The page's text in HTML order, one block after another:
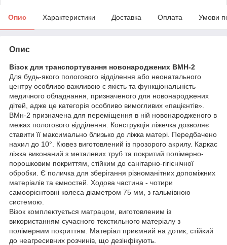
Опис Характеристики Доставка Оплата Умови
Опис
Візок для транспортування новонароджених ВМН-2
Для будь-якого пологового відділення або неонатального
центру особливо важливою є якість та функціональність
медичного обладнання, призначеного для новонароджених
дітей, адже це категорія особливо вимогливих «пацієнтів».
ВМн-2 призначена для переміщення в ній новонародженого в
межах пологового відділення. Конструкція ліжечка дозволяє
ставити її максимально близько до ліжка матері. Передбачено
нахил до 10°. Кювез виготовлений із прозорого акрилу. Каркас
ліжка виконаний з металевих труб та покритий полімерно-
порошковим покриттям, стійким до санітарно-гігієнічної
обробки. Є поличка для зберігання різноманітних допоміжних
матеріалів та ємностей. Ходова частина - чотири
самоорієнтовні колеса діаметром 75 мм, з гальмівною
системою.
Візок комплектується матрацом, виготовленим із
використанням сучасного текстильного матеріалу з
полімерним покриттям. Матеріал приємний на дотик, стійкий
до неагресивних розчинів, що дезінфікують.